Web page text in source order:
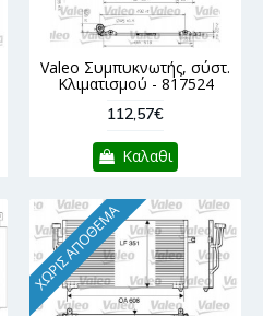
Valeo Συμπυκνωτής, σύστ.
Κλιματισμού - 817524
112,57€
Καλαθι
ΧΩΡΊΣ ΑΠΌΘΕΜΑ